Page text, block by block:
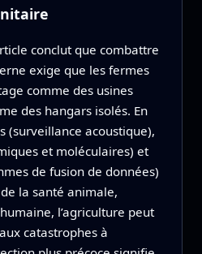
conclut que combattre
exige que les fermes
comme des usines
des hangars isolés. En
(surveillance acoustique),
et moléculaires) et
de fusion de données)
la santé animale,
l’agriculture peut
catastrophes à